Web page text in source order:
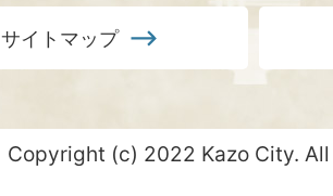
サイトマップ
Copyright (c) 2022 Kazo City.